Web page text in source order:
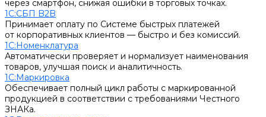
через смартфон, снижая ошибки в торговых точках.
1С:СБП B2B
Принимает оплату по Системе быстрых платежей
от корпоративных клиентов — быстро и без комиссий.
1С:Номенклатура
Автоматически проверяет и нормализует наименования
товаров, улучшая поиск и аналитичность.
1С:Маркировка
Обеспечивает полный цикл работы с маркированной
продукцией в соответствии с требованиями Честного
ЗНАКа.